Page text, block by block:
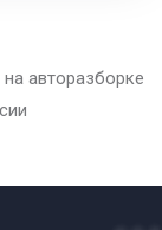
авторазборке